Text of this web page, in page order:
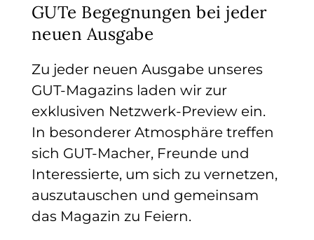
GUTe Begegnungen bei jeder
neuen Ausgabe
Zu jeder neuen Ausgabe unseres
GUT-Magazins laden wir zur
exklusiven Netzwerk-Preview ein.
In besonderer Atmosphäre treffen
sich GUT-Macher, Freunde und
Interessierte, um sich zu vernetzen,
auszutauschen und gemeinsam
das Magazin zu Feiern.